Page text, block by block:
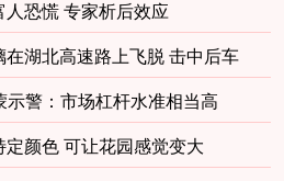
恐慌 专家析后效应
在湖北高速路上飞脱 击中后车
示警：市场杠杆水准相当高
颜色 可让花园感觉变大